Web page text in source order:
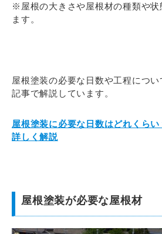
※屋根の大きさや屋根材の種類や状
ます。
屋根塗装の必要な日数や工程につ
記事で解説しています。
屋根塗装に必要な日数はどれくら
詳しく解説
屋根塗装が必要な屋根材